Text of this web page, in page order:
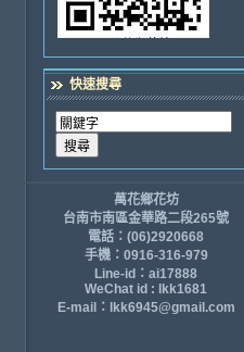
快速搜尋
萬花鄉花坊
台南市南區金華路二段265號
電話：(06)2920668
手機：0916-316-979
Line-id：ai17888
WeChat id : lkk1681
E-mail：lkk6945@gmail.com